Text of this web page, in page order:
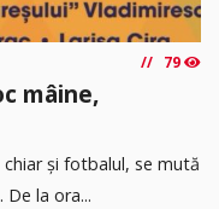
79
mâine,
și fotbalul, se mută
De la ora...